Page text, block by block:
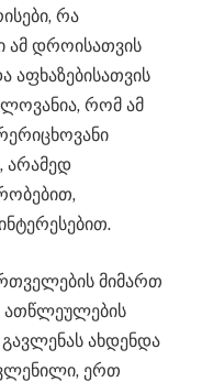
რა
ამ დროისათვის
აფხაზებისათვის
რომ ამ
არამედ
მიმართ
ათწლეულების
ახდენდა
ერთ